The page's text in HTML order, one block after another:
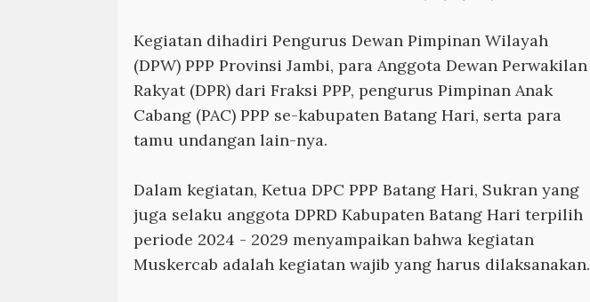
Kegiatan dihadiri Pengurus Dewan Pimpinan Wilayah
(DPW) PPP Provinsi Jambi, para Anggota Dewan Perwakilan
Rakyat (DPR) dari Fraksi PPP, pengurus Pimpinan Anak
Cabang (PAC) PPP se-kabupaten Batang Hari, serta para
tamu undangan lain-nya.
Dalam kegiatan, Ketua DPC PPP Batang Hari, Sukran yang
juga selaku anggota DPRD Kabupaten Batang Hari terpilih
periode 2024 - 2029 menyampaikan bahwa kegiatan
Muskercab adalah kegiatan wajib yang harus dilaksanakan.